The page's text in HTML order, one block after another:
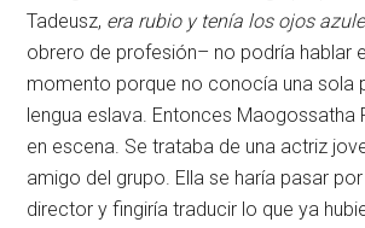
Tadeusz, era rubio y tenía los ojos
obrero de profesión– no podría hablar
momento porque no conocía una sola
lengua eslava. Entonces Maogossatha
en escena. Se trataba de una actriz
amigo del grupo. Ella se haría pasar
director y fingiría traducir lo que ya